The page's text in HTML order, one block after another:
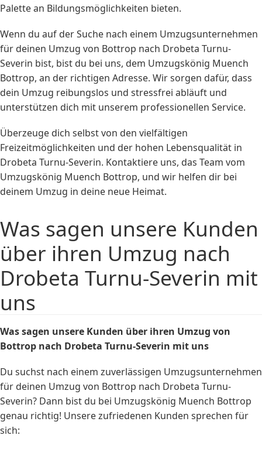
Palette an Bildungsmöglichkeiten bieten.
Wenn du auf der Suche nach einem Umzugsunternehmen
für deinen Umzug von Bottrop nach Drobeta Turnu-
Severin bist, bist du bei uns, dem Umzugskönig Muench
Bottrop, an der richtigen Adresse. Wir sorgen dafür, dass
dein Umzug reibungslos und stressfrei abläuft und
unterstützen dich mit unserem professionellen Service.
Überzeuge dich selbst von den vielfältigen
Freizeitmöglichkeiten und der hohen Lebensqualität in
Drobeta Turnu-Severin. Kontaktiere uns, das Team vom
Umzugskönig Muench Bottrop, und wir helfen dir bei
deinem Umzug in deine neue Heimat.
Was sagen unsere Kunden
über ihren Umzug nach
Drobeta Turnu-Severin mit
uns
Was sagen unsere Kunden über ihren Umzug von
Bottrop nach Drobeta Turnu-Severin mit uns
Du suchst nach einem zuverlässigen Umzugsunternehmen
für deinen Umzug von Bottrop nach Drobeta Turnu-
Severin? Dann bist du bei Umzugskönig Muench Bottrop
genau richtig! Unsere zufriedenen Kunden sprechen für
sich: